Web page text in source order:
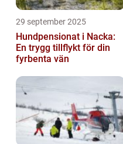
29 september 2025
Hundpensionat i Nacka:
En trygg tillflykt för din
fyrbenta vän